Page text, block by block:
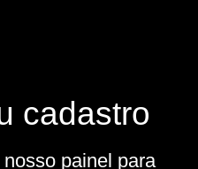
cadastro
painel para